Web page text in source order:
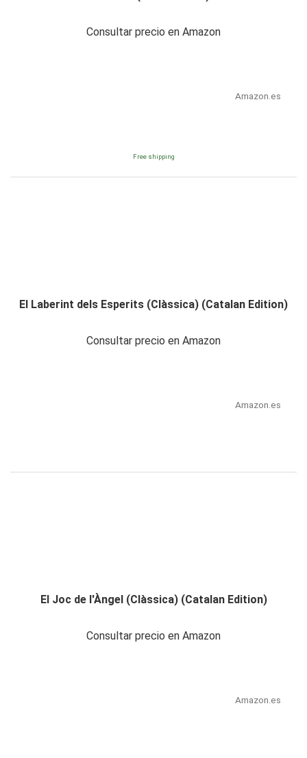
Consultar precio en Amazon
Amazon.es
Free shipping
El Laberint dels Esperits (Clàssica) (Catalan Edition)
Consultar precio en Amazon
Amazon.es
El Joc de l'Àngel (Clàssica) (Catalan Edition)
Consultar precio en Amazon
Amazon.es